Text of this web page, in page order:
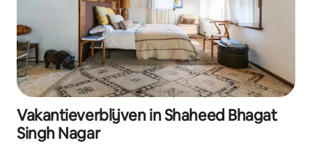
Vakantieverblijven in Shaheed Bhagat
Singh Nagar